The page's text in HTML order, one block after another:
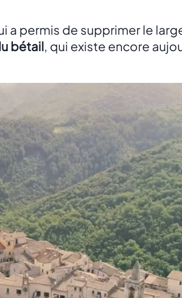
permis de supprimer le
bétail, qui existe encore